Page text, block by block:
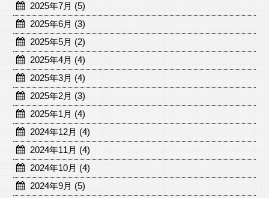
2025年7月 (5)
2025年6月 (3)
2025年5月 (2)
2025年4月 (4)
2025年3月 (4)
2025年2月 (3)
2025年1月 (4)
2024年12月 (4)
2024年11月 (4)
2024年10月 (4)
2024年9月 (5)